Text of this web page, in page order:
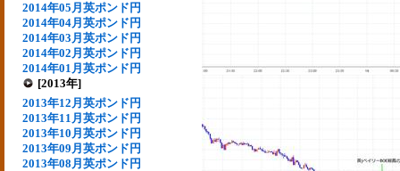
2014年05月英ポンド円
2014年04月英ポンド円
2014年03月英ポンド円
2014年02月英ポンド円
2014年01月英ポンド円
[2013年]
2013年12月英ポンド円
2013年11月英ポンド円
2013年10月英ポンド円
2013年09月英ポンド円
2013年08月英ポンド円